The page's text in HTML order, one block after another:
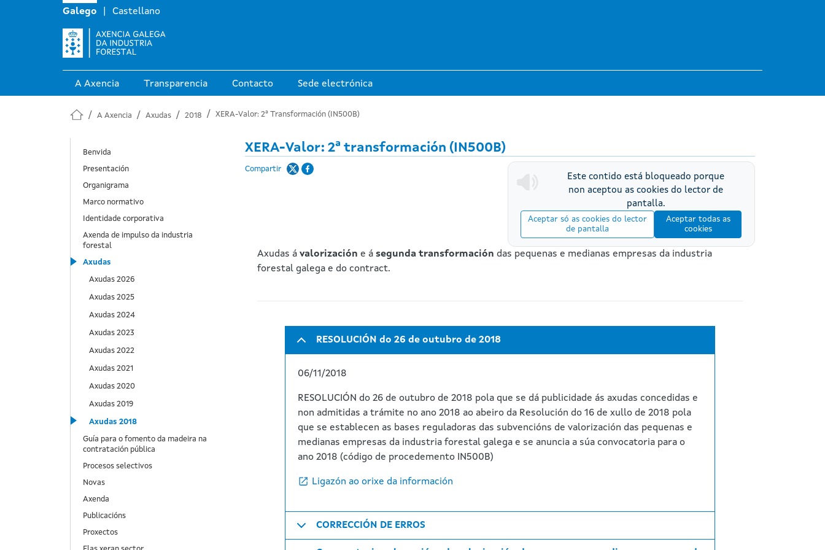
Galego Castellano
A Axencia Transparencia Contacto Sede electrónica
A Axencia Axudas 2018 XERA-Valor: 2ª Transformación (IN500B)
XERA-Valor: 2ª transformación (IN500B)
Compartir
Este contido está bloqueado porque
non aceptou as cookies do lector de
pantalla.
Aceptar só as cookies do lector
de pantalla
Aceptar todas as
cookies
Axudas á valorización e á segunda transformación das pequenas e medianas empresas da industria
forestal galega e do contract.
RESOLUCIÓN do 26 de outubro de 2018
06/11/2018
RESOLUCIÓN do 26 de outubro de 2018 pola que se dá publicidade ás axudas concedidas e
non admitidas a trámite no ano 2018 ao abeiro da Resolución do 16 de xullo de 2018 pola
que se establecen as bases reguladoras das subvencións de valorización das pequenas e
medianas empresas da industria forestal galega e se anuncia a súa convocatoria para o
ano 2018 (código de procedemento IN500B)
Ligazón ao orixe da información
CORRECCIÓN DE ERROS
Navegación principal en axudas
Benvida
Presentación
Organigrama
Marco normativo
Identidade corporativa
Axenda de impulso da industria
forestal
Axudas
Axudas 2026
Axudas 2025
Axudas 2024
Axudas 2023
Axudas 2022
Axudas 2021
Axudas 2020
Axudas 2019
Axudas 2018
Guía para o fomento da madeira na
contratación pública
Procesos selectivos
Novas
Axenda
Publicacións
Proxectos